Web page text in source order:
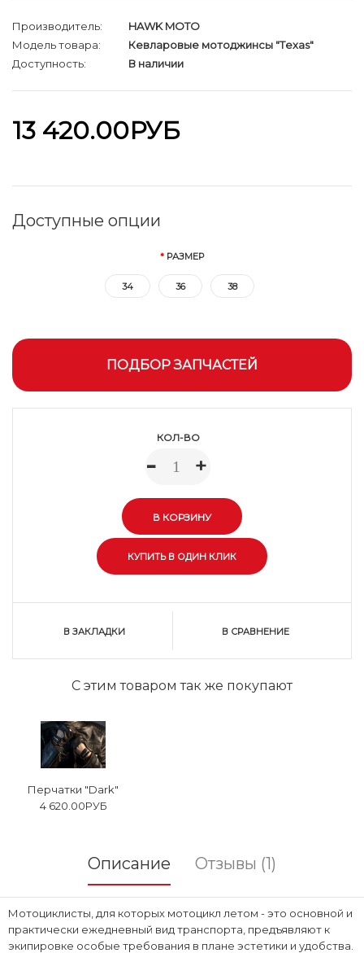
Производитель:
HAWK MOTO
Модель товара:
Кевларовые мотоджинсы "Tеxas"
Доступность:
В наличии
13 420.00РУБ
Доступные опции
РАЗМЕР
34 36 38
ПОДБОР ЗАПЧАСТЕЙ
КОЛ-ВО
- +
В ЗАКЛАДКИ В СРАВНЕНИЕ
С этим товаром так же покупают
Перчатки "Dark"
4 620.00РУБ
Описание Отзывы (1)
Мотоциклисты, для которых мотоцикл летом - это основной и
практически ежедневный вид транспорта, предъявляют к
экипировке особые требования в плане эстетики и удобства.